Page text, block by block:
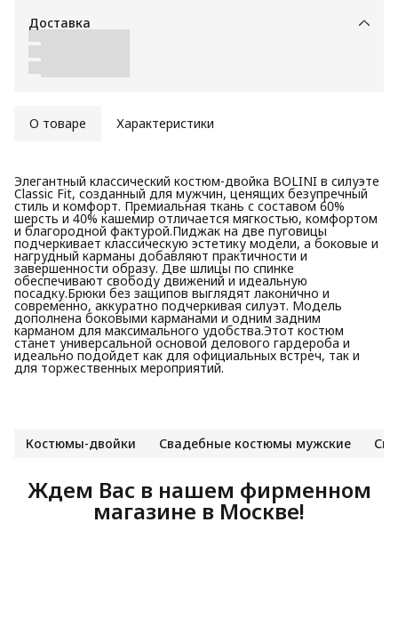
Доставка
О товаре Характеристики
Элегантный классический костюм-двойка BOLINI в силуэте
Classic Fit, созданный для мужчин, ценящих безупречный
стиль и комфорт. Премиальная ткань с составом 60%
шерсть и 40% кашемир отличается мягкостью, комфортом
и благородной фактурой.Пиджак на две пуговицы
подчеркивает классическую эстетику модели, а боковые и
нагрудный карманы добавляют практичности и
завершенности образу. Две шлицы по спинке
обеспечивают свободу движений и идеальную
посадку.Брюки без защипов выглядят лаконично и
современно, аккуратно подчеркивая силуэт. Модель
дополнена боковыми карманами и одним задним
карманом для максимального удобства.Этот костюм
станет универсальной основой делового гардероба и
идеально подойдет как для официальных встреч, так и
для торжественных мероприятий.
Костюмы-двойки Свадебные костюмы мужские
Ждем Вас в нашем фирменном
магазине в Москве!